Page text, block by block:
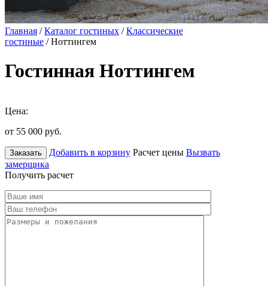
Главная /Каталог гостиных /Классические
гостиные / Ноттингем
Гостинная Ноттингем
Цена:
от 55 000 руб.
Заказать Добавить в корзину Расчет цены Вызвать
замерщика
Получить расчет